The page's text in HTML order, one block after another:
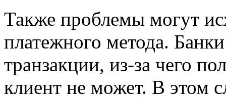
Также проблемы могут
платежного метода.
транзакции, из-за чего
клиент не может. В этом